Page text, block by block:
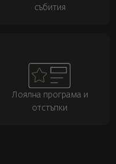
събития
Лоялна програма и
отстъпки